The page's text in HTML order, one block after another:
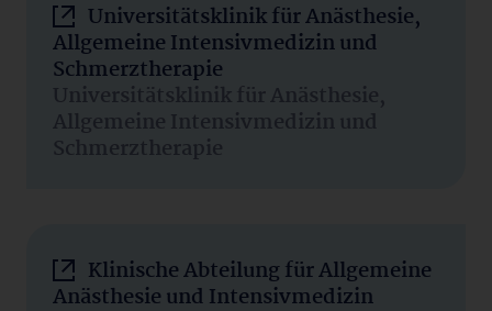
Universitätsklinik für Anästhesie,
Allgemeine Intensivmedizin und
Schmerztherapie
Universitätsklinik für Anästhesie,
Allgemeine Intensivmedizin und
Schmerztherapie
Klinische Abteilung für Allgemeine
Anästhesie und Intensivmedizin